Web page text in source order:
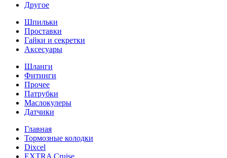
Другое
Шпильки
Проставки
Гайки и секретки
Аксесуары
Шланги
Фитинги
Прочее
Патрубки
Маслокулеры
Датчики
Главная
Тормозные колодки
Dixcel
EXTRA Cruise